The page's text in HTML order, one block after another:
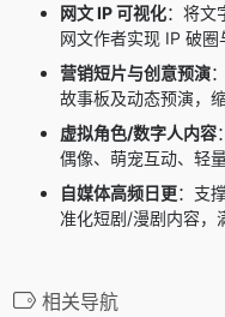
网文 IP 可视化：将文
网文作者实现 IP 破圈
营销短片与创意预演
故事板及动态预演，
虚拟角色/数字人内容
偶像、萌宠互动、轻
自媒体高频日更：支
准化短剧/漫剧内容，
相关导航